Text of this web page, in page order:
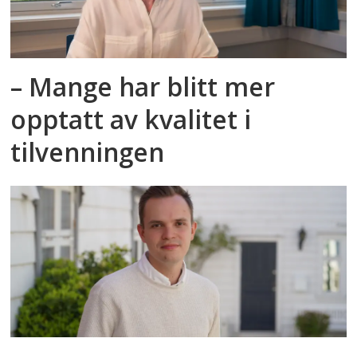
– Mange har blitt mer
opptatt av kvalitet i
tilvenningen